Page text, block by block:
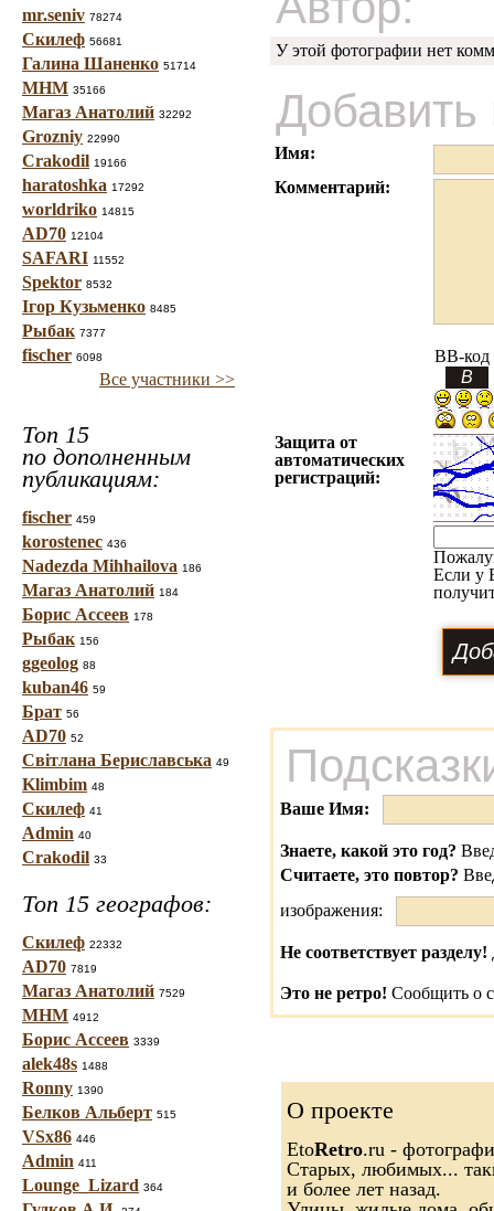
mr.seniv 78274
Скилеф 56681
Галина Шаненко 51714
МНМ 35166
Магаз Анатолий 32292
Grozniy 22990
Crakodil 19166
haratoshka 17292
worldriko 14815
AD70 12104
SAFARI 11552
Spektor 8532
Ігор Кузьменко 8485
Рыбак 7377
fischer 6098
Все участники >>
Топ 15
по дополненным
публикациям:
fischer 459
korostenec 436
Nadezda Mihhailova 186
Магаз Анатолий 184
Борис Ассеев 178
Рыбак 156
ggeolog 88
kuban46 59
Брат 56
AD70 52
Світлана Бериславська 49
Klimbim 48
Скилеф 41
Admin 40
Crakodil 33
Топ 15 географов:
Скилеф 22332
AD70 7819
Магаз Анатолий 7529
МНМ 4912
Борис Ассеев 3339
alek48s 1488
Ronny 1390
Белков Альберт 515
VSx86 446
Admin 411
Lounge_Lizard 364
У этой фотографии нет
Имя:
Комментарий:
BB-код
Защита от
автоматических
регистраций:
Если у
Ваше Имя:
Знаете, какой это год?
Считаете, это повтор?
изображения:
Не соответствует разделу!
Это не ретро! Сообщить о
О проекте
EtoRetro.ru -
Старых, любимых...
и более лет назад.